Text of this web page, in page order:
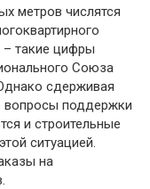
метров числятся
– такие цифры
Союза
сдерживая
вопросы поддержки
и строительные
ситуацией.
на